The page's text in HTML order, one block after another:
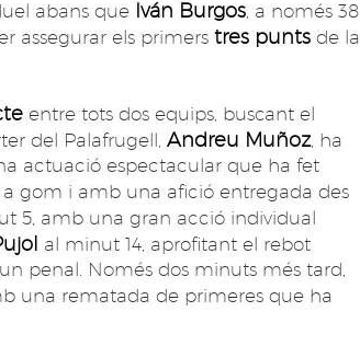
abans que Iván Burgos , a només 38
assegurar els primers tres punts de la
entre tots dos equips, buscant el
del Palafrugell, Andreu Muñoz, ha
actuació espectacular que ha fet
gom i amb una afició entregada des
5, amb una gran acció individual
al minut 14, aprofitant el rebot
penal. Només dos minuts més tard,
una rematada de primeres que ha